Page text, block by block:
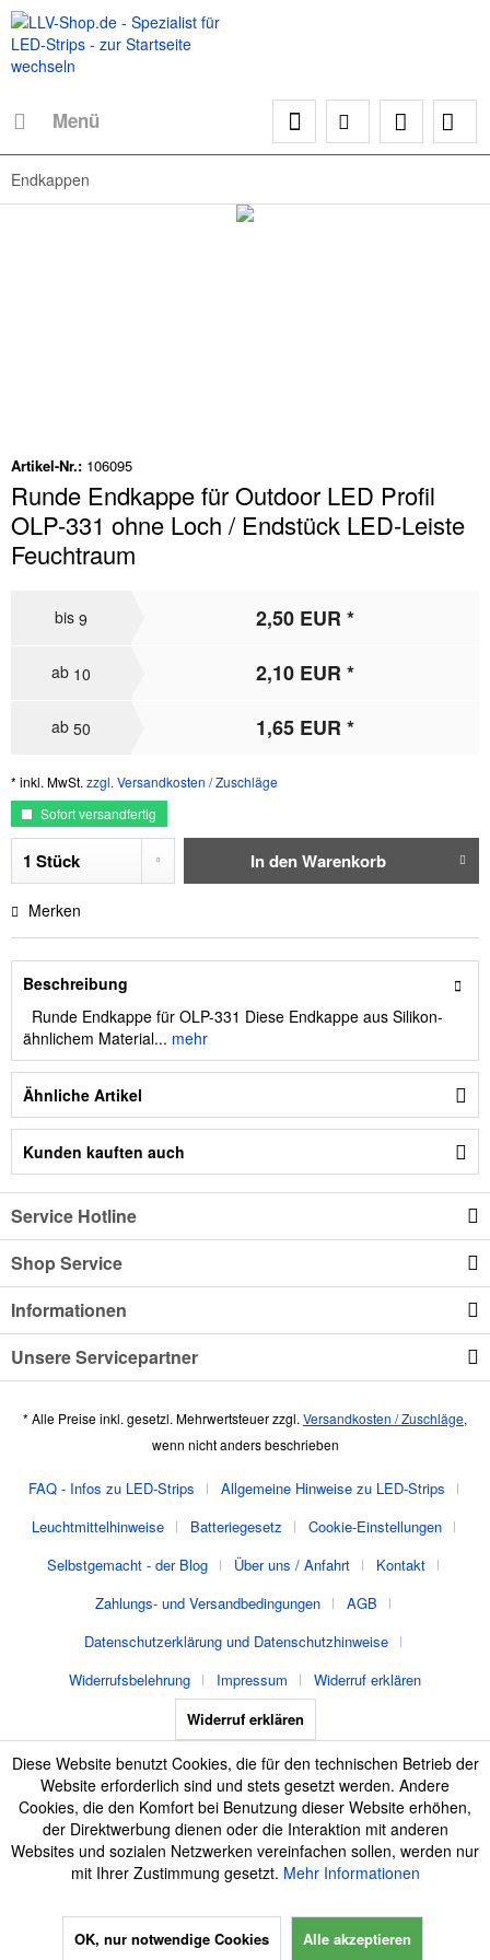
Menü
Endkappen
Artikel-Nr.: 106095
Runde Endkappe für Outdoor LED Profil
OLP-331 ohne Loch / Endstück LED-Leiste
Feuchtraum
bis 9 2,50 EUR *
ab 10 2,10 EUR *
ab 50 1,65 EUR *
* inkl. MwSt. zzgl. Versandkosten / Zuschläge
Sofort versandfertig
In denWarenkorb
Merken
Beschreibung
Runde Endkappe für OLP-331 Diese Endkappe aus Silikon-
ähnlichem Material... mehr
Ähnliche Artikel
Kunden kauften auch
Service Hotline
Shop Service
Informationen
Unsere Servicepartner
* Alle Preise inkl. gesetzl. Mehrwertsteuer zzgl. Versandkosten / Zuschläge,
wenn nicht anders beschrieben
FAQ - Infos zu LED-Strips
Allgemeine Hinweise zu LED-Strips
Leuchtmittelhinweise
Batteriegesetz
Cookie-Einstellungen
Selbstgemacht - der Blog
Über uns / Anfahrt
Kontakt
Zahlungs- und Versandbedingungen
AGB
Datenschutzerklärung und Datenschutzhinweise
Widerrufsbelehrung
Impressum
Widerruf erklären
Widerruf erklären
Diese Website benutzt Cookies, die für den technischen Betrieb der
Website erforderlich sind und stets gesetzt werden. Andere
Cookies, die den Komfort bei Benutzung dieser Website erhöhen,
der Direktwerbung dienen oder die Interaktion mit anderen
Websites und sozialen Netzwerken vereinfachen sollen, werden nur
mit Ihrer Zustimmung gesetzt. Mehr Informationen
OK, nur notwendige Cookies Alle akzeptieren